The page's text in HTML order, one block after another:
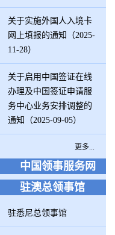
关于实施外国人入境卡
网上填报的通知（2025-
11-28）
关于启用中国签证在线
办理及中国签证申请服
务中心业务安排调整的
通知（2025-09-05）
更多...
中国领事服务网
驻澳总领事馆
驻悉尼总领事馆